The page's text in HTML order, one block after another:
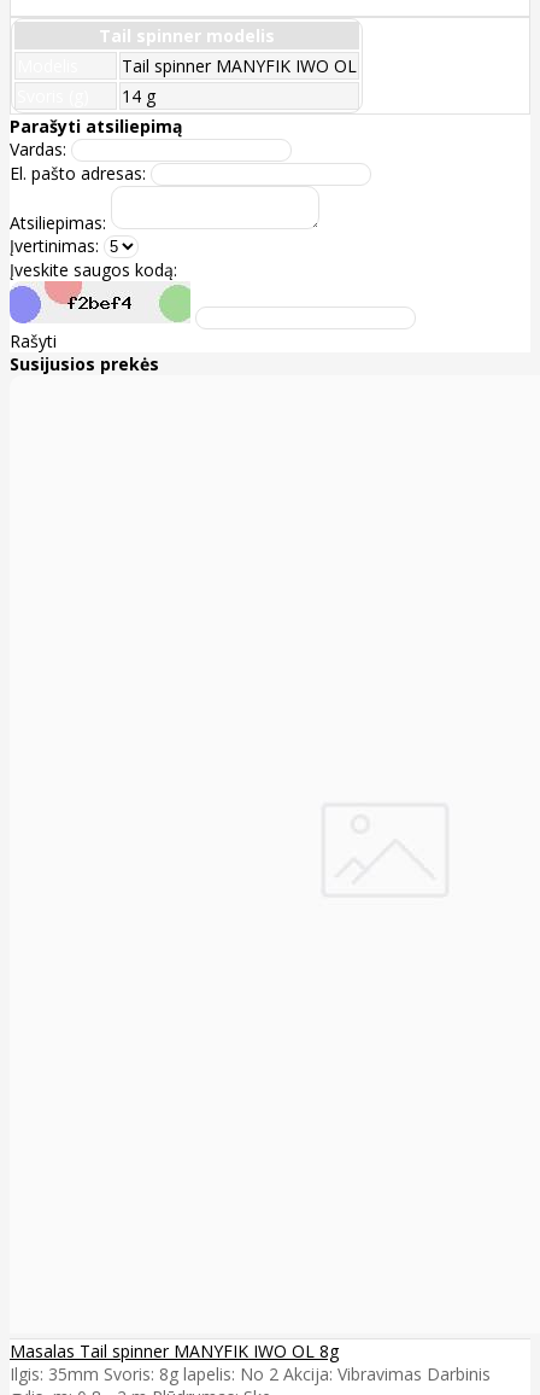
Tail spinner modelis
Tail spinner MANYFIK IWO OL
14 g
Parašyti atsiliepimą
Vardas:
El. pašto adresas:
Atsiliepimas:
Įvertinimas:
Įveskite saugos kodą:
Rašyti
Susijusios prekės
Masalas Tail spinner MANYFIK IWO OL 8g
Ilgis: 35mm Svoris: 8g lapelis: No 2 Akcija: Vibravimas Darbinis